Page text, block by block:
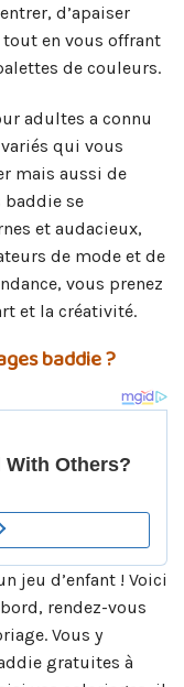
d’apaiser
en vous offrant
de couleurs.
adultes a connu
qui vous
mais aussi de
baddie se
et audacieux,
de mode et de
vous prenez
et la créativité.
baddie ?
jeu d’enfant ! Voici
rendez-vous
Vous y
gratuites à